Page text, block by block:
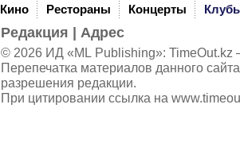
Кино Рестораны Концерты
Редакция Адрес
© 2026 ИД «ML Publishing»: TimeOut.kz
Перепечатка материалов данного
разрешения редакции.
При цитировании ссылка на